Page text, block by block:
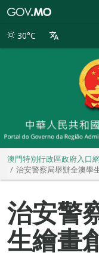
別
30°C
澳門特別行政區政府入口
治安警察局舉辦全澳學
治安警
生繪畫